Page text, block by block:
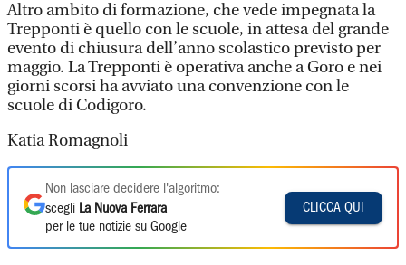
Altro ambito di formazione, che vede impegnata la
Trepponti è quello con le scuole, in attesa del grande
evento di chiusura dell’anno scolastico previsto per
maggio. La Trepponti è operativa anche a Goro e nei
giorni scorsi ha avviato una convenzione con le
scuole di Codigoro.
Katia Romagnoli
Non lasciare decidere l'algoritmo:
scegli La Nuova Ferrara
per le tue notizie su Google
CLICCA QUI